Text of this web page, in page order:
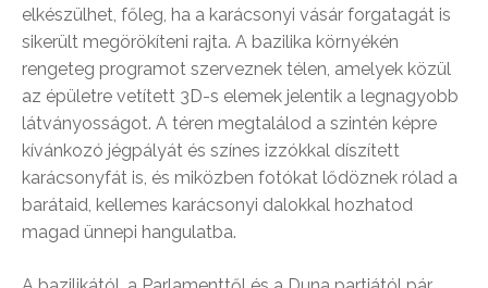
elkészülhet, főleg, ha a karácsonyi vásár forgatagát is
sikerült megörökíteni rajta. A bazilika környékén
rengeteg programot szerveznek télen, amelyek közül
az épületre vetített 3D-s elemek jelentik a legnagyobb
látványosságot. A téren megtalálod a szintén képre
kívánkozó jégpályát és színes izzókkal díszített
karácsonyfát is, és miközben fotókat lődöznek rólad a
barátaid, kellemes karácsonyi dalokkal hozhatod
magad ünnepi hangulatba.